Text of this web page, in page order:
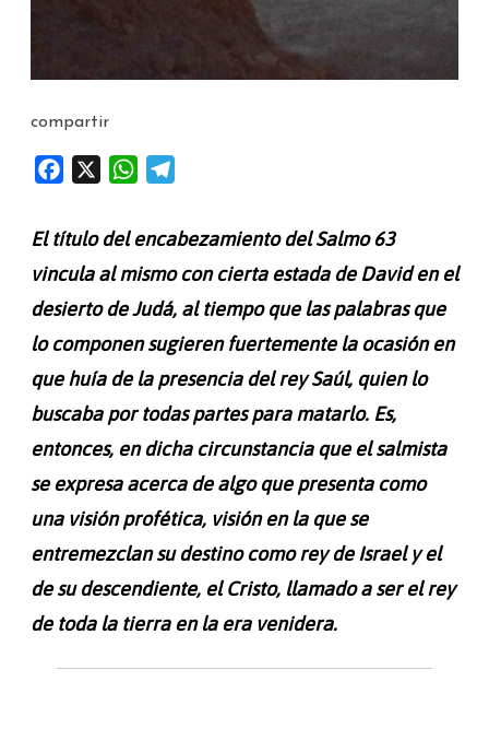
compartir
b
o
o
W
s
A
p
p
g
r
a
El título del encabezamiento del Salmo 63
vincula al mismo con cierta estada de David en el
desierto de Judá, al tiempo que las palabras que
lo componen sugieren fuertemente la ocasión en
que huía de la presencia del rey Saúl, quien lo
buscaba por todas partes para matarlo. Es,
entonces, en dicha circunstancia que el salmista
se expresa acerca de algo que presenta como
una visión profética, visión en la que se
entremezclan su destino como rey de Israel y el
de su descendiente, el Cristo, llamado a ser el rey
de toda la tierra en la era venidera.